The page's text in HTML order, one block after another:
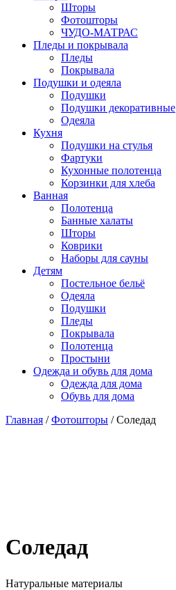
Шторы
Фотошторы
ЧУДО-МАТРАС
Пледы и покрывала
Пледы
Покрывала
Подушки и одеяла
Подушки
Подушки декоративные
Одеяла
Кухня
Подушки на стулья
Фартуки
Кухонные полотенца
Корзинки для хлеба
Ванная
Полотенца
Банные халаты
Шторы
Коврики
Наборы для сауны
Детям
Постельное бельё
Одеяла
Подушки
Пледы
Покрывала
Полотенца
Простыни
Одежда и обувь для дома
Одежда для дома
Обувь для дома
Главная /Фотошторы / Соледад
Соледад
Натуральные материалы